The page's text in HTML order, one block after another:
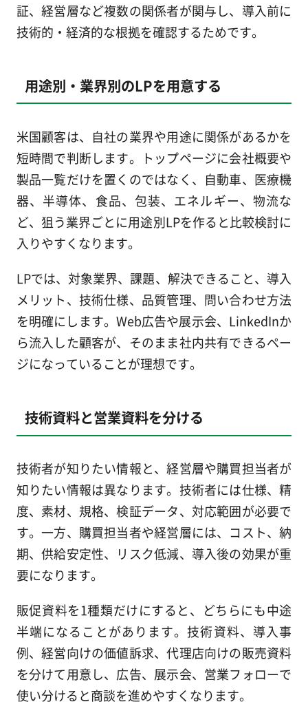
証、経営層など複数の関係者が関与し、導入前に
技術的・経済的な根拠を確認するためです。
用途別・業界別のLPを用意する
米国顧客は、自社の業界や用途に関係があるかを
短時間で判断します。トップページに会社概要や
製品一覧だけを置くのではなく、自動車、医療機
器、半導体、食品、包装、エネルギー、物流な
ど、狙う業界ごとに用途別LPを作ると比較検討に
入りやすくなります。
LPでは、対象業界、課題、解決できること、導入
メリット、技術仕様、品質管理、問い合わせ方法
を明確にします。Web広告や展示会、LinkedInか
ら流入した顧客が、そのまま社内共有できるペー
ジになっていることが理想です。
技術資料と営業資料を分ける
技術者が知りたい情報と、経営層や購買担当者が
知りたい情報は異なります。技術者には仕様、精
度、素材、規格、検証データ、対応範囲が必要で
す。一方、購買担当者や経営層には、コスト、納
期、供給安定性、リスク低減、導入後の効果が重
要になります。
販促資料を1種類だけにすると、どちらにも中途
半端になることがあります。技術資料、導入事
例、経営向けの価値訴求、代理店向けの販売資料
を分けて用意し、広告、展示会、営業フォローで
使い分けると商談を進めやすくなります。